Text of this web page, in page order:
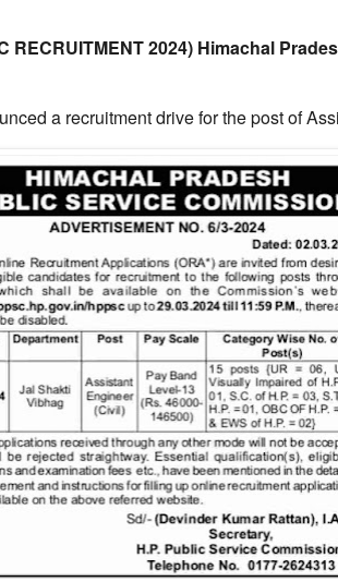
2024) Himachal
a recruitment drive for the post of